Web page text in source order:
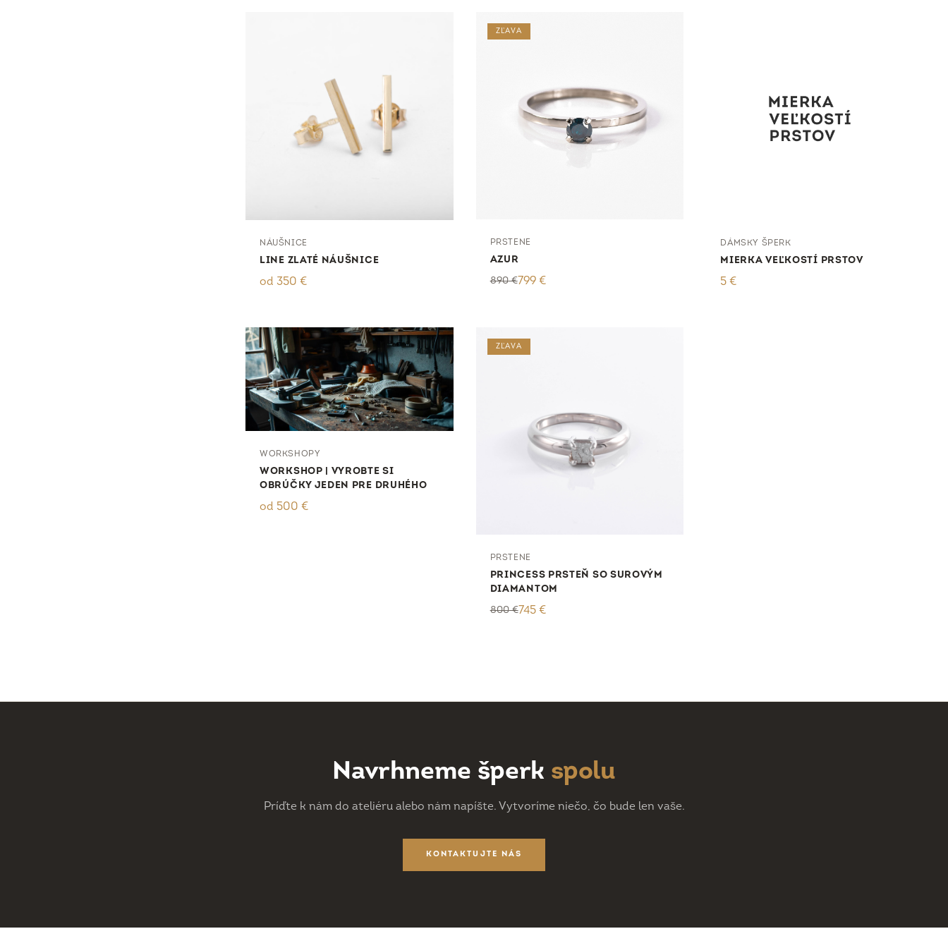
NÁUŠNICE
LINE ZLATÉ NÁUŠNICE
od 350 €
ZĽAVA
PRSTENE
AZUR
890€799€
DÁMSKY ŠPERK
MIERKA VEĽKOSTÍ PRSTOV
5 €
WORKSHOPY
WORKSHOP | VYROBTE SI
OBRÚČKY JEDEN PRE DRUHÉHO
od 500 €
ZĽAVA
PRSTENE
PRINCESS PRSTEŇ SO SUROVÝM
DIAMANTOM
800€745€
Navrhneme šperk spolu
Príďte k nám do ateliéru alebo nám napíšte. Vytvoríme niečo, čo bude len vaše.
KONTAKTUJTE NÁS